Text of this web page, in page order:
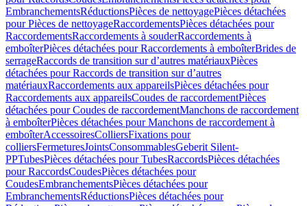
EmbranchementsRéductionsPièces de nettoyagePièces détachées
pour Pièces de nettoyageRaccordementsPièces détachées pour
RaccordementsRaccordements à souderRaccordements à
emboîterPièces détachées pour Raccordements à emboîterBrides de
serrageRaccords de transition sur d’autres matériauxPièces
détachées pour Raccords de transition sur d’autres
matériauxRaccordements aux appareilsPièces détachées pour
Raccordements aux appareilsCoudes de raccordementPièces
détachées pour Coudes de raccordementManchons de raccordement
à emboîterPièces détachées pour Manchons de raccordement à
emboîterAccessoiresColliersFixations pour
colliersFermeturesJointsConsommablesGeberit Silent-
PPTubesPièces détachées pour TubesRaccordsPièces détachées
pour RaccordsCoudesPièces détachées pour
CoudesEmbranchementsPièces détachées pour
EmbranchementsRéductionsPièces détachées pour